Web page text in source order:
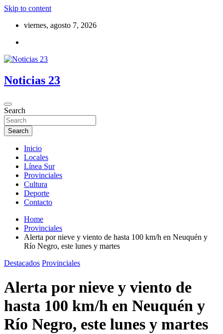
Skip to content
viernes, agosto 7, 2026
Noticias 23
Search
Search
Inicio
Locales
Línea Sur
Provinciales
Cultura
Deporte
Contacto
Home
Provinciales
Alerta por nieve y viento de hasta 100 km/h en Neuquén y
Río Negro, este lunes y martes
Destacados Provinciales
Alerta por nieve y viento de
hasta 100 km/h en Neuquén y
Río Negro, este lunes y martes